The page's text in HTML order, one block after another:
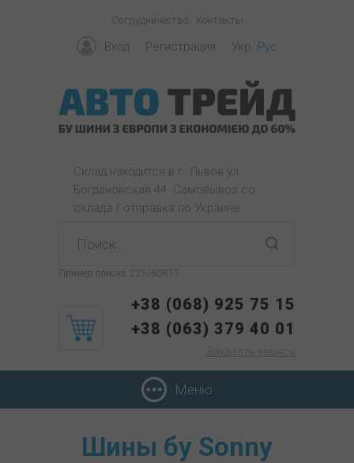
Сотрудничество Контакты
Вход Регистрация Укр Рус
Склад находится в г. Львов ул
Богдановская 44. Самовывоз со
склада / отправка по Украине
Пример поиска: 225/60R17
+38 (068) 925 75 15
+38 (063) 379 40 01
Заказать звонок
Меню
Шины бу Sonny